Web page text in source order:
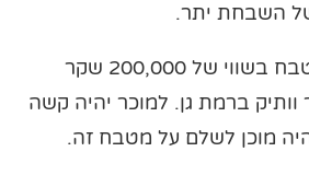
השבחת יתר.
לדוגמה, התקנת מטבח בשווי של 200,000 שקר
וותיק ברמת גן. למוכר יהיה קשה
מוכן לשלם על מטבח זה.